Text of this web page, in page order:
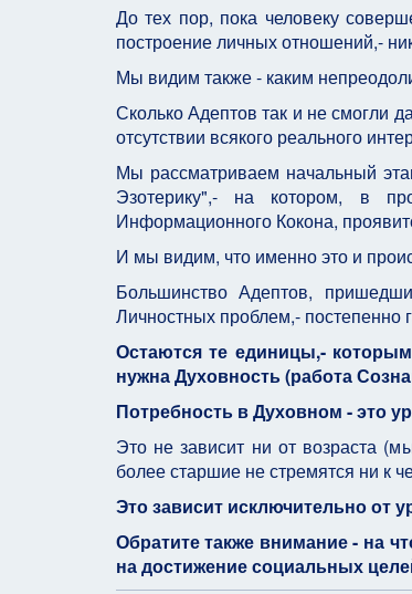
До тех пор, пока человеку
построение личных отношений,-
Мы видим также - каким
Сколько Адептов так и не смогли
отсутствии всякого реального
Мы рассматриваем начальный
Эзотерику",- на котором, в
Информационного Кокона,
И мы видим, что именно это и
Большинство Адептов,
Личностных проблем,- постепенно
Остаются те единицы,-
нужна Духовность (работа
Потребность в Духовном - это
Это не зависит ни от возраста
более старшие не стремятся ни к
Это зависит исключительно от
Обратите также внимание - на
на достижение социальных